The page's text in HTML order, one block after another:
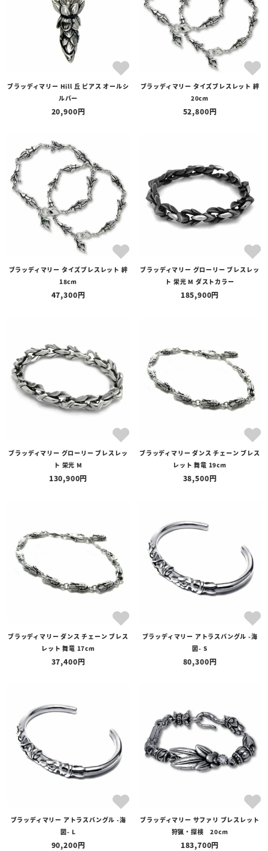
ブラッディマリー Hill 丘 ピアス オールシ
ルバー
20,900
ブラッディマリー タイズブレスレット 絆
20cm
52,800
ブラッディマリー タイズブレスレット 絆
18cm
47,300
ブラッディマリー グローリー ブレスレッ
ト 栄光 M ダストカラー
185,900
ブラッディマリー グローリー ブレスレッ
ト 栄光 M
130,900
ブラッディマリー ダンス チェーン ブレス
レット 舞竜 19cm
38,500
ブラッディマリー ダンス チェーン ブレス
レット 舞竜 17cm
37,400
ブラッディマリー アトラスバングル -海
図- S
80,300
ブラッディマリー アトラスバングル -海
図- L
90,200
ブラッディマリー サファリ ブレスレット
狩猟・探検 20cm
183,700